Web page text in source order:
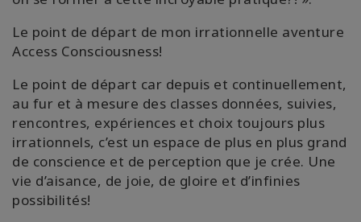
Le point de départ de mon irrationnelle aventure
Access Consciousness!
Le point de départ car depuis et continuellement,
au fur et à mesure des classes données, suivies,
rencontres, expériences et choix toujours plus
irrationnels, c’est un espace de plus en plus grand
de conscience et de perception que je crée. Une
vie d’aisance, de joie, de gloire et d’infinies
possibilités!